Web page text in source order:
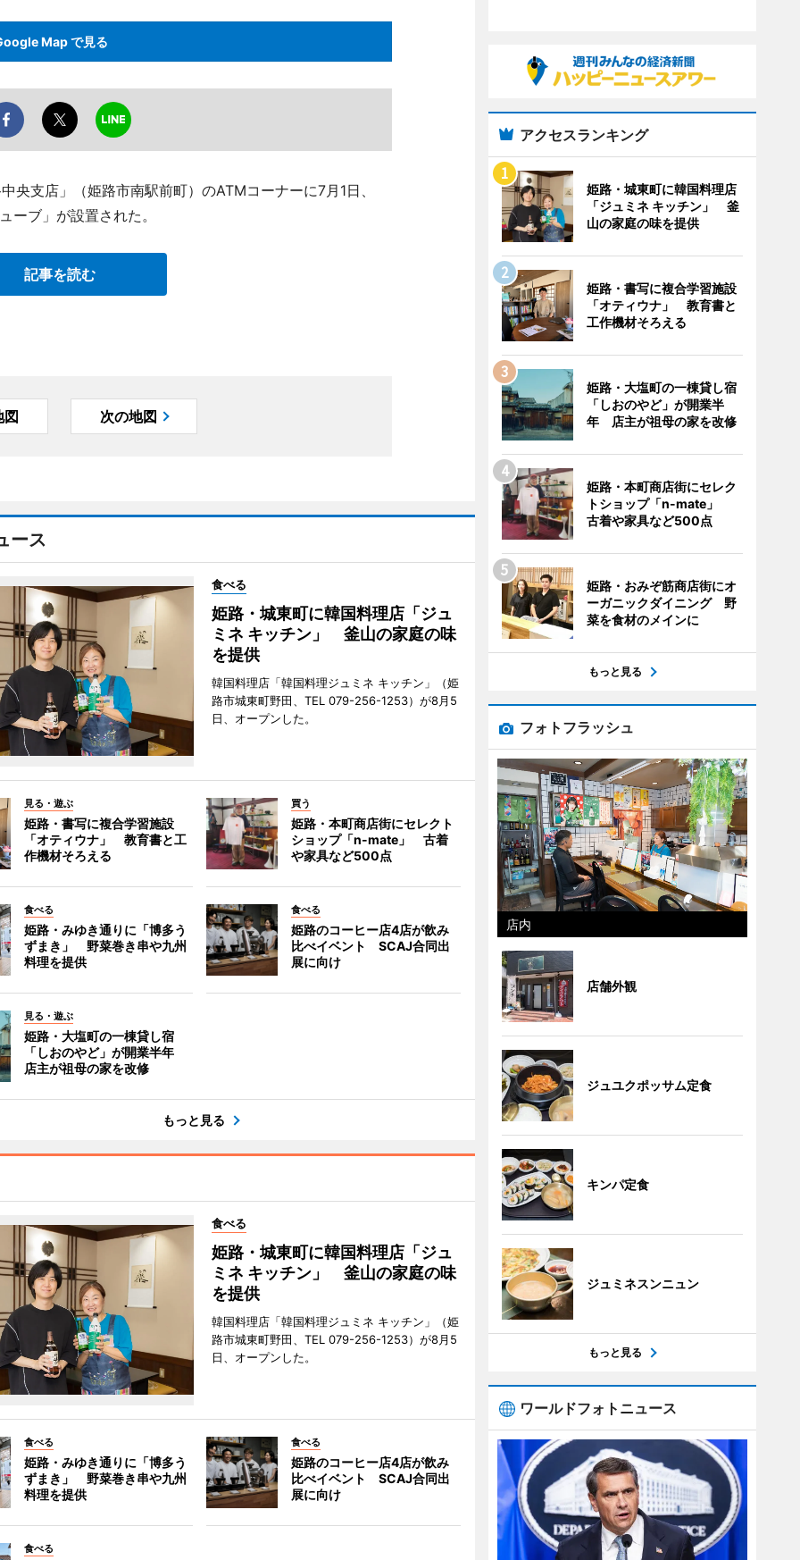
Map で見る
央支店」（姫路市南駅前町）のATMコーナーに7月1日、
ーブ」が設置された。
記事を読む
図 次の地図
ース
食べる
姫路・城東町に韓国料理店「ジュ
ミネ キッチン」 釜山の家庭の味
を提供
韓国料理店「韓国料理ジュミネ キッチン」（姫
路市城東町野田、TEL 079-256-1253）が8月5
日、オープンした。
見る・遊ぶ
姫路・書写に複合学習施設
「オティウナ」 教育書と工
作機材そろえる
買う
姫路・本町商店街にセレクト
ショップ「n-mate」 古着
や家具など500点
食べる
姫路・みゆき通りに「博多う
ずまき」 野菜巻き串や九州
料理を提供
食べる
姫路のコーヒー店4店が飲み
比べイベント SCAJ合同出
展に向け
見る・遊ぶ
姫路・大塩町の一棟貸し宿
「しおのやど」が開業半年
店主が祖母の家を改修
もっと見る
食べる
姫路・城東町に韓国料理店「ジュ
ミネ キッチン」 釜山の家庭の味
を提供
韓国料理店「韓国料理ジュミネ キッチン」（姫
路市城東町野田、TEL 079-256-1253）が8月5
日、オープンした。
食べる
姫路・みゆき通りに「博多う
ずまき」 野菜巻き串や九州
料理を提供
食べる
姫路のコーヒー店4店が飲み
比べイベント SCAJ合同出
展に向け
食べる
アクセスランキング
姫路・城東町に韓国料理店
「ジュミネ キッチン」 釜
山の家庭の味を提供
姫路・書写に複合学習施設
「オティウナ」 教育書と
工作機材そろえる
姫路・大塩町の一棟貸し宿
「しおのやど」が開業半
年 店主が祖母の家を改修
姫路・本町商店街にセレク
トショップ「n-mate」
古着や家具など500点
姫路・おみぞ筋商店街にオ
ーガニックダイニング 野
菜を食材のメインに
もっと見る
フォトフラッシュ
店内
店舗外観
ジュユクポッサム定食
キンパ定食
ジュミネスンニュン
もっと見る
ワールドフォトニュース